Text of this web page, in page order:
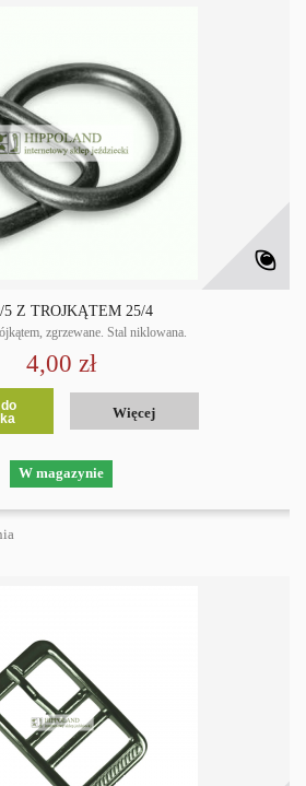
Z TRÓJKĄTEM 25/4
zgrzewane. Stal niklowana.
4,00 zł
Więcej
W magazynie